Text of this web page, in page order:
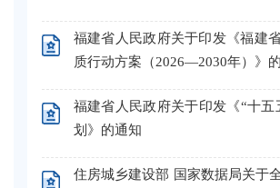
福建省人民政府关于印发《福建
质行动方案（2026—2030年）》
福建省人民政府关于印发《“十五
划》的通知
住房城乡建设部 国家数据局关于